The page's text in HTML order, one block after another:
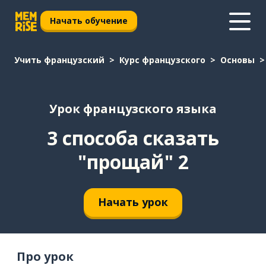
Начать обучение
Учить французский Курс французского Основы
Урок французского языка
3 способа сказать
"прощай" 2
Начать урок
Про урок